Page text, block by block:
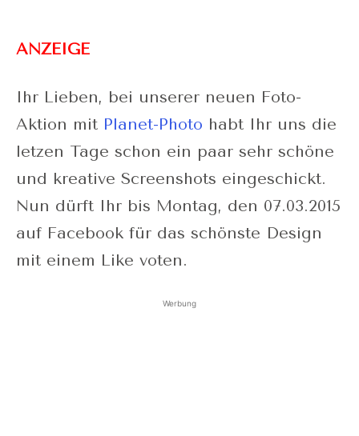
ANZEIGE
Ihr Lieben, bei unserer neuen Foto-
Aktion mit Planet-Photo habt Ihr uns die
letzen Tage schon ein paar sehr schöne
und kreative Screenshots eingeschickt.
Nun dürft Ihr bis Montag, den 07.03.2015
auf Facebook für das schönste Design
mit einem Like voten.
Werbung